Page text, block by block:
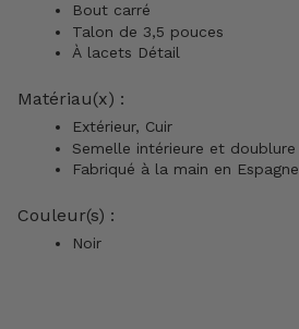
Bout carré
Talon de 3,5 pouces
À lacets Détail
Matériau(x) :
Extérieur, Cuir
Semelle intérieure et
Fabriqué à la main en Espagne
Couleur(s) :
Noir